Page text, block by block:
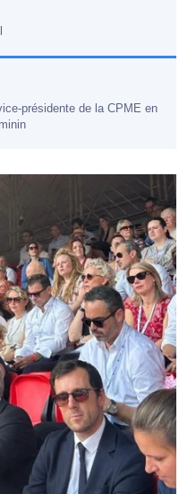
présidente de la CPME en